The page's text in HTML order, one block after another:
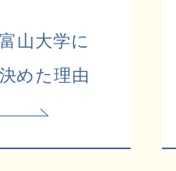
山大学に
めた理由